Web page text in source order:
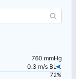
760 mmHg
0.3 m/s BL
72%